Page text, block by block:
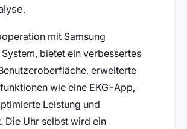
mit Samsung
bietet ein verbessertes
erweiterte
wie eine EKG-App,
Leistung und
Die Uhr selbst wird ein